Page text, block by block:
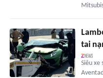
tai
Siêu xe